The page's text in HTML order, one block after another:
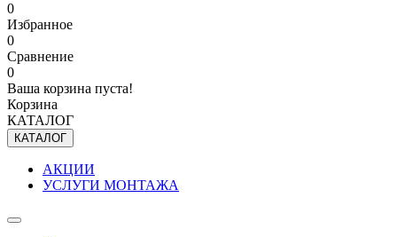
0
Избранное
0
Сравнение
0
Ваша корзина пуста!
Корзина
КАТАЛОГ
КАТАЛОГ
АКЦИИ
УСЛУГИ МОНТАЖА